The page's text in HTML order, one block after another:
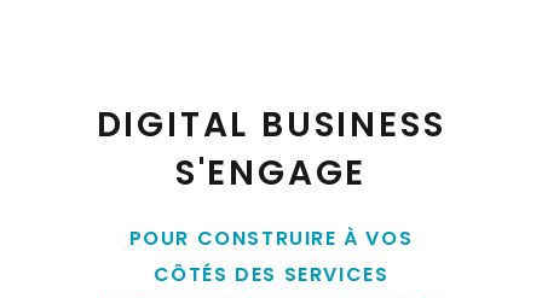
DIGITAL BUSINESS
S'ENGAGE
POUR CONSTRUIRE À VOS
CÔTÉS DES SERVICES